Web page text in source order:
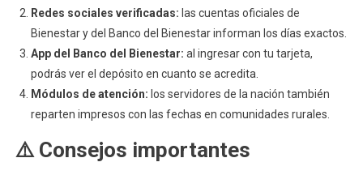
Redes sociales verificadas: las cuentas oficiales de
Bienestar y del Banco del Bienestar informan los días exactos.
App del Banco del Bienestar: al ingresar con tu tarjeta,
podrás ver el depósito en cuanto se acredita.
Módulos de atención: los servidores de la nación también
reparten impresos con las fechas en comunidades rurales.
⚠️ Consejos importantes